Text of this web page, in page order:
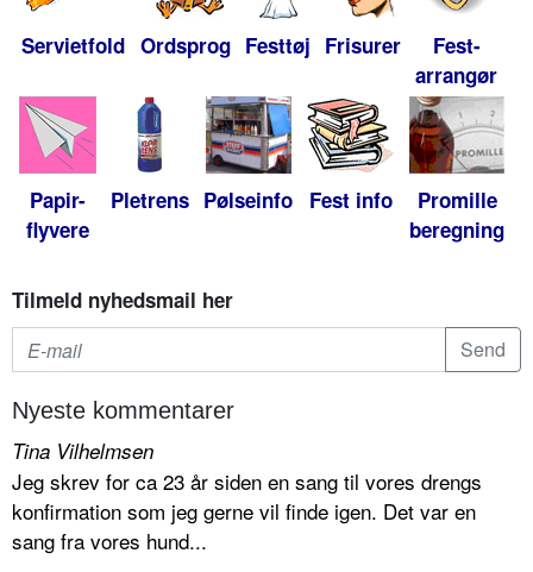
Servietfold Ordsprog Festtøj Frisurer
Fest-
arrangør
Papir-
flyvere
Pletrens Pølseinfo Fest info
Promille
beregning
Tilmeld nyhedsmail her
Nyeste kommentarer
Tina Vilhelmsen
Jeg skrev for ca 23 år siden en sang til vores drengs
konfirmation som jeg gerne vil finde igen. Det var en
sang fra vores hund...